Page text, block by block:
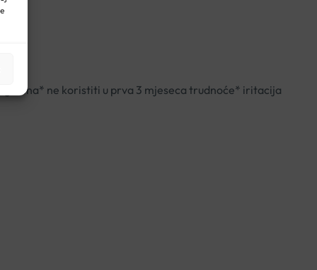
godina* ne koristiti u prva 3 mjeseca trudnoće* iritacija